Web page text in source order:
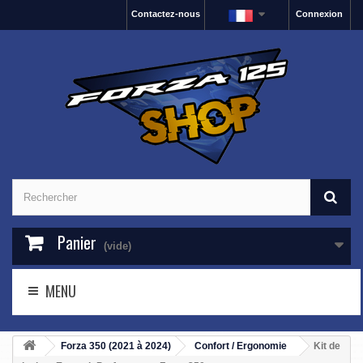
Connexion
Contactez-nous
Panier (vide)
MENU
Forza 350 (2021 à 2024) Confort / Ergonomie
Kit de